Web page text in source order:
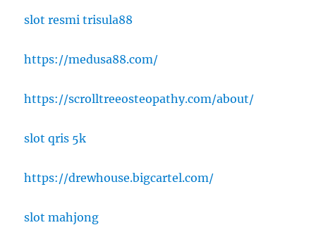
slot resmi trisula88
https://medusa88.com/
https://scrolltreeosteopathy.com/about/
slot qris 5k
https://drewhouse.bigcartel.com/
slot mahjong